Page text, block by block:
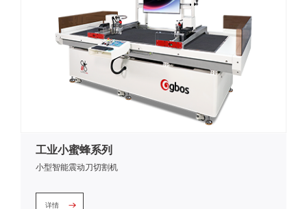
工业小蜜蜂系列
小型智能震动刀切割机
详情